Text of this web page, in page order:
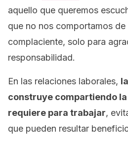
aquello que queremos
que no nos comportamos de
complaciente, solo para
responsabilidad.
En las relaciones laborales,
construye compartiendo
requiere para trabajar,
que pueden resultar